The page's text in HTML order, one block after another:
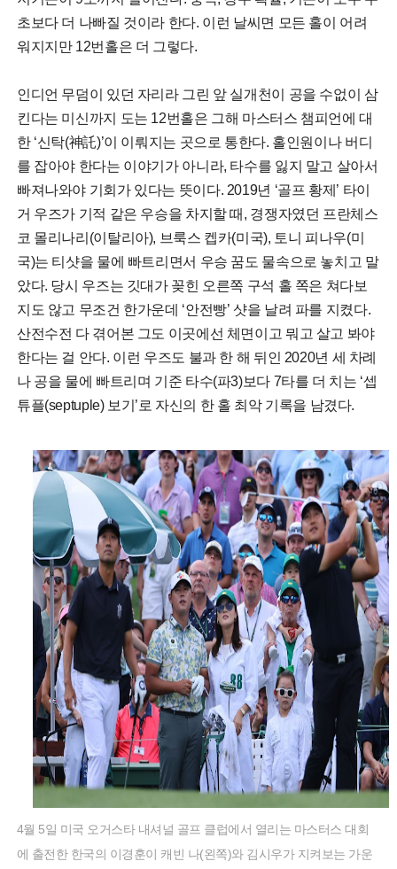
초보다 더 나빠질 것이라 한다. 이런 날씨면 모든 홀이 어려
워지지만 12번홀은 더 그렇다.
인디언 무덤이 있던 자리라 그린 앞 실개천이 공을 수없이 삼
킨다는 미신까지 도는 12번홀은 그해 마스터스 챔피언에 대
한 ‘신탁(神託)’이 이뤄지는 곳으로 통한다. 홀인원이나 버디
를 잡아야 한다는 이야기가 아니라, 타수를 잃지 말고 살아서
빠져나와야 기회가 있다는 뜻이다. 2019년 ‘골프 황제’ 타이
거 우즈가 기적 같은 우승을 차지할 때, 경쟁자였던 프란체스
코 몰리나리(이탈리아), 브룩스 켑카(미국), 토니 피나우(미
국)는 티샷을 물에 빠트리면서 우승 꿈도 물속으로 놓치고 말
았다. 당시 우즈는 깃대가 꽂힌 오른쪽 구석 홀 쪽은 쳐다보
지도 않고 무조건 한가운데 ‘안전빵’ 샷을 날려 파를 지켰다.
산전수전 다 겪어본 그도 이곳에선 체면이고 뭐고 살고 봐야
한다는 걸 안다. 이런 우즈도 불과 한 해 뒤인 2020년 세 차례
나 공을 물에 빠트리며 기준 타수(파3)보다 7타를 더 치는 ‘셉
튜플(septuple) 보기’로 자신의 한 홀 최악 기록을 남겼다.
4월 5일 미국 오거스타 내셔널 골프 클럽에서 열리는 마스터스 대회
에 출전한 한국의 이경훈이 캐빈 나(왼쪽)와 김시우가 지켜보는 가운